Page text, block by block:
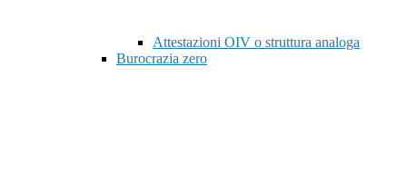
Attestazioni OIV o struttura analoga
Burocrazia zero